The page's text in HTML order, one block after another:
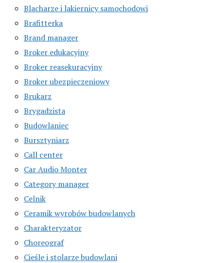
Blacharze i lakiernicy samochodowi
Brafitterka
Brand manager
Broker edukacyjny
Broker reasekuracyjny
Broker ubezpieczeniowy
Brukarz
Brygadzista
Budowlaniec
Bursztyniarz
Call center
Car Audio Monter
Category manager
Celnik
Ceramik wyrobów budowlanych
Charakteryzator
Choreograf
Cieśle i stolarze budowlani